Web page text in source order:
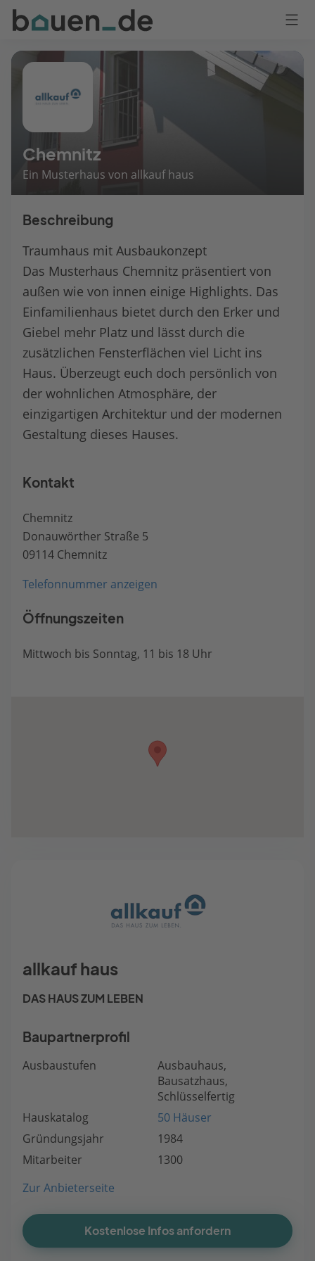
Bauen
Logo
Anmelden
Chemnitz
Ein Musterhaus von allkauf haus
Beschreibung
Traumhaus mit Ausbaukonzept
Das Musterhaus Chemnitz präsentiert von
außen wie von innen einige Highlights. Das
Einfamilienhaus bietet durch den Erker und
Giebel mehr Platz und lässt durch die
zusätzlichen Fensterflächen viel Licht ins
Haus. Überzeugt euch doch persönlich von
der wohnlichen Atmosphäre, der
einzigartigen Architektur und der modernen
Gestaltung dieses Hauses.
Kontakt
Chemnitz
Donauwörther Straße 5
09114 Chemnitz
Telefonnummer anzeigen
Öffnungszeiten
Mittwoch bis Sonntag, 11 bis 18 Uhr
allkauf haus
DAS HAUS ZUM LEBEN
Baupartnerprofil
Ausbaustufen
Ausbauhaus,
Bausatzhaus,
Schlüsselfertig
Hauskatalog
50 Häuser
Gründungsjahr
1984
Mitarbeiter
1300
Zur Anbieterseite
Kostenlose Infos anfordern